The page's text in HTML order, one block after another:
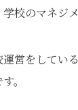
校のマネジメ
営をしてい
。